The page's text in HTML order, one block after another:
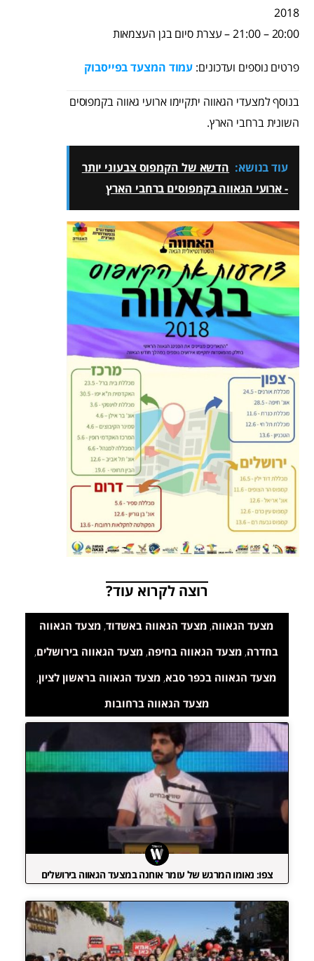
2018
20:00 – 21:00 – עצרת סיום בגן העצמאות
פרטים נוספים ועדכונים: עמוד המצעד בפייסבוק
בנוסף למצעדי הגאווה יתקיימו ארועי גאווה בקמפוסים
השונית ברחבי הארץ.
עוד בנושא: הדשא של הקמפוס צבעוני יותר
- ארועי הגאווה בקמפוסים ברחבי הארץ
רוצה לקרוא עוד?
מצעד הגאווה, מצעד הגאווה באשדוד, מצעד הגאווה
בחדרה, מצעד הגאווה בחיפה, מצעד הגאווה בירושלים,
מצעד הגאווה בכפר סבא, מצעד הגאווה בראשון לציון,
מצעד הגאווה ברחובות
צפו: נאומו המרגש של עומר אוחנה במצעד הגאווה בירושלים